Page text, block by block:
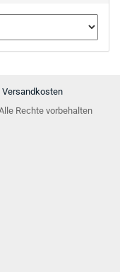
Versandkosten
vorbehalten